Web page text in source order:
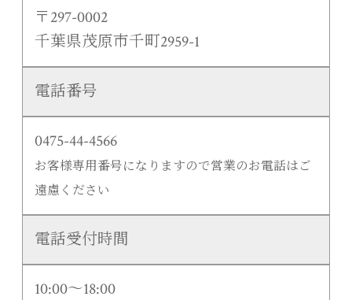
〒297-0002
千葉県茂原市千町2959-1
電話番号
0475-44-4566
お客様専用番号になりますので営業のお電話はご
遠慮ください
電話受付時間
10:00〜18:00